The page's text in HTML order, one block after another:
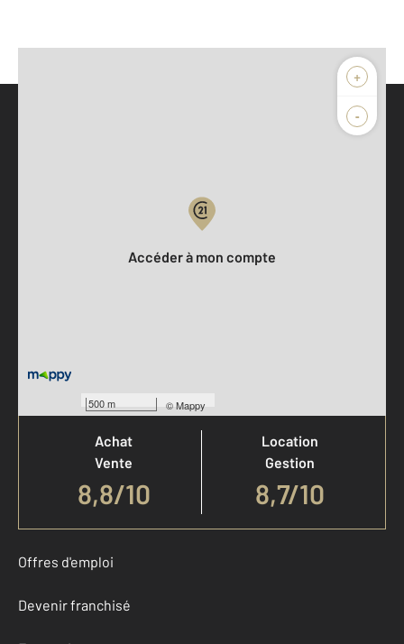
+
-
500 m ©Mappy
Accéder à mon compte
Votre agence est notée
Achat
Vente
8,8/10
Location
Gestion
8,7/10
Offres d'emploi
Devenir franchisé